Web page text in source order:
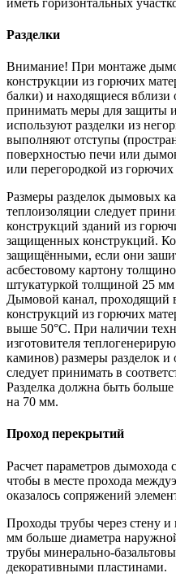
Разделки
Внимание! При монтаже
конструкции из горючих
балки) и находящиеся
принимать меры для защиты
используют разделки из
выполняют отступы
поверхностью печи или
или перегородкой из горючих
Размеры разделок дымовых
теплоизоляции следует
конструкций зданий из
защищенных конструкций.
защищёнными, если они
асбестовому картону
штукатуркой толщиной 25 мм
Дымовой канал, проходящий
конструкций из горючих
выше 50°С. При наличии
изготовителя
каминов) размеры разделок
следует принимать в
Разделка должна быть
на 70 мм.
Проход перекрытий
Расчет параметров дымохода
чтобы в месте прохода
оказалось сопряжений
Проходы трубы через стену и
мм больше диаметра
трубы минерально-
декоративными пластинами.